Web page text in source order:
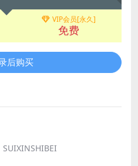
VIP会员[永久]
免费
后购买